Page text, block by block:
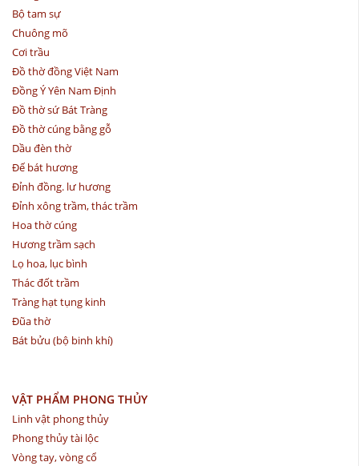
Bộ tam sự
Chuông mõ
Cơi trầu
Đồ thờ đồng Việt Nam
Đồng Ý Yên Nam Định
Đồ thờ sứ Bát Tràng
Đồ thờ cúng bằng gỗ
Dầu đèn thờ
Đế bát hương
Đỉnh đồng. lư hương
Đỉnh xông trầm, thác trầm
Hoa thờ cúng
Hương trầm sạch
Lọ hoa, lục bình
Thác đốt trầm
Tràng hạt tụng kinh
Đũa thờ
Bát bửu (bộ binh khí)
VẬT PHẨM PHONG THỦY
Linh vật phong thủy
Phong thủy tài lộc
Vòng tay, vòng cổ